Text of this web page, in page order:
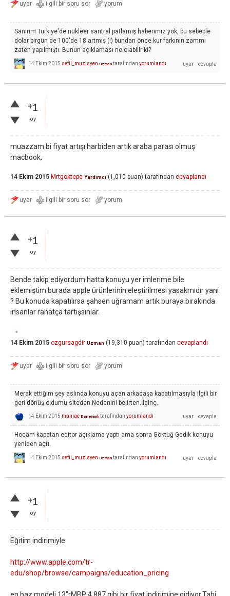
Sanırım Türkiye'de nükleer santral patlamış haberimiz yok, bu sebeple
dolar birgün de 100'de 18 artmış (!) bundan önce kur farkının zammı
zaten yapılmıştı. Bunun açıklaması ne olabilir ki?
14 Ekim 2015 sefil_muzisyen Uzman tarafından yorumlandı
+1
oy
muazzam bi fiyat artışı harbiden artık araba parası olmuş
macbook,
14 Ekim 2015 Mrtgoktepe Yardımcı (1,010 puan) tarafından cevaplandı
+1
oy
Bende takip ediyordum hatta konuyu yer imlerime bile
eklemiştim burada apple ürünlerinin eleştirilmesi yasakmıdır yani
? Bu konuda kapatılırsa şahsen uğramam artık buraya bırakında
insanlar rahatça tartışsınlar.
14 Ekim 2015 ozgursagdir Uzman (19,310 puan) tarafından cevaplandı
Merak ettiğim şey aslında konuyu açan arkadaşa kapatılmasıyla ilgili bir
geri dönüş oldumu siteden.Nedenini belirten.İlginç..
14 Ekim 2015 maniac Deneyimli tarafından yorumlandı
Hocam kapatan editor açıklama yaptı ama sonra Göktuğ Gedik konuyu
yeniden açtı.
14 Ekim 2015 sefil_muzisyen Uzman tarafından yorumlandı
+1
oy
Eğitim indirimiyle
http://www.apple.com/tr-
edu/shop/browse/campaigns/education_pricing